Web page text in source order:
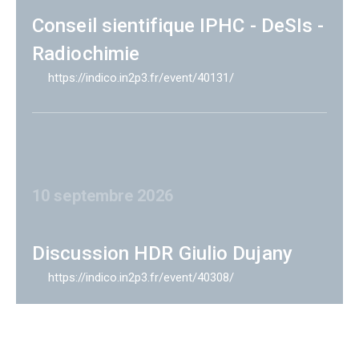
Conseil sientifique IPHC - DeSIs -
Radiochimie
https://indico.in2p3.fr/event/40131/
10 septembre 2026
Discussion HDR Giulio Dujany
https://indico.in2p3.fr/event/40308/